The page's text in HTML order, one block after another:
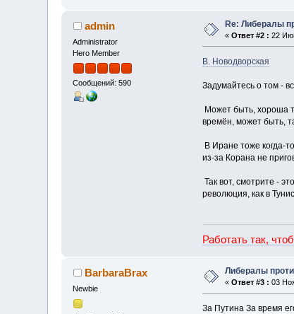
admin
Administrator
Hero Member
Сообщений: 590
Re: Либералы
«Ответ #2 : 22
В. Новодворская
Задумайтесь о том -
Может быть, хороша
времён, может быть,
В Иране тоже когда-
из-за Корана не
Так вот, смотрите -
революция, как в
Работать так,
BarbaraBrax
Newbie
Либералы
«Ответ #3 : 03
За Путина За время